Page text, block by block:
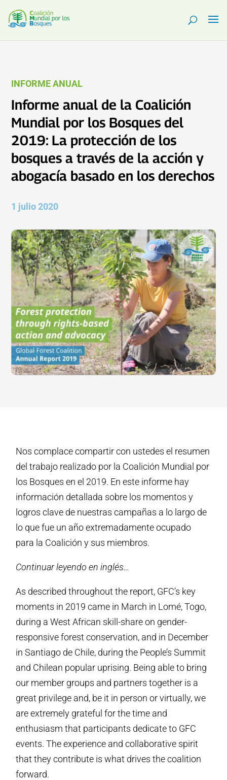
INFORME ANUAL
Informe anual de la Coalición
Mundial por los Bosques del
2019: La protección de los
bosques a través de la acción y
abogacía basado en los derechos
1 julio 2020
Nos complace compartir con ustedes el resumen
del trabajo realizado por la Coalición Mundial por
los Bosques en el 2019. En este informe hay
información detallada sobre los momentos y
logros clave de nuestras campañas a lo largo de
lo que fue un año extremadamente ocupado
para la Coalición y sus miembros.
Continuar leyendo en inglés…
As described throughout the report, GFC’s key
moments in 2019 came in March in Lomé, Togo,
during a West African skill-share on gender-
responsive forest conservation, and in December
in Santiago de Chile, during the People’s Summit
and Chilean popular uprising. Being able to bring
our member groups and partners together is a
great privilege and, be it in person or virtually, we
are extremely grateful for the time and
enthusiasm that participants dedicate to GFC
events. The experience and collaborative spirit
that they contribute is what drives the coalition
forward.